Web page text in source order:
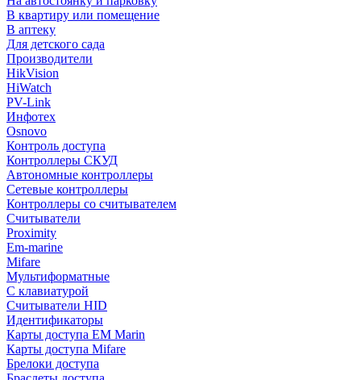
В квартиру или помещение
В аптеку
Для детского сада
Производители
HikVision
HiWatch
PV-Link
Инфотех
Osnovo
Контроль доступа
Контроллеры СКУД
Автономные контроллеры
Сетевые контроллеры
Контроллеры со считывателем
Считыватели
Proximity
Em-marine
Mifare
Мультиформатные
С клавиатурой
Считыватели HID
Идентификаторы
Карты доступа EM Marin
Карты доступа Mifare
Брелоки доступа